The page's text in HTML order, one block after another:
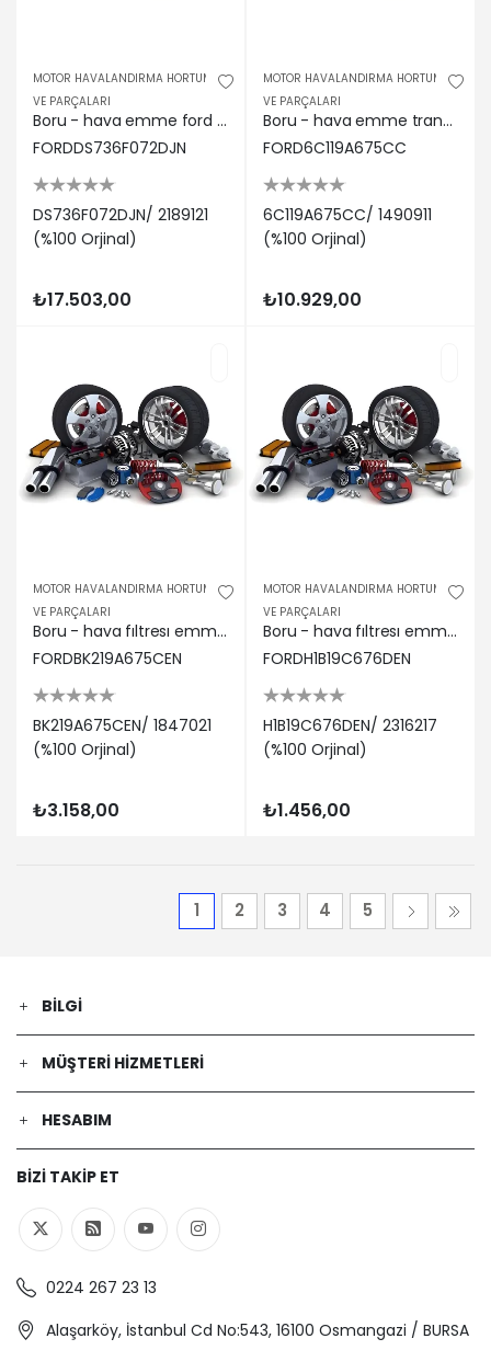
MOTOR HAVALANDIRMA HORTUMU
VE PARÇALARI
Boru - hava emme ford ds736f072djn/ 2189121
FORDDS736F072DJN
DS736F072DJN/ 2189121
(%100 Orjinal)
₺17.503,00
MOTOR HAVALANDIRMA HORTUMU
VE PARÇALARI
Boru - hava emme transıt (2006) 6c119a675cc/ 1490911
FORD6C119A675CC
6C119A675CC/ 1490911
(%100 Orjinal)
₺10.929,00
MOTOR HAVALANDIRMA HORTUMU
VE PARÇALARI
Boru - hava fıltresı emme ford bk219a675cen/ 1847021
FORDBK219A675CEN
BK219A675CEN/ 1847021
(%100 Orjinal)
₺3.158,00
MOTOR HAVALANDIRMA HORTUMU
VE PARÇALARI
Boru - hava fıltresı emme ford h1b19c676den/ 2316217
FORDH1B19C676DEN
H1B19C676DEN/ 2316217
(%100 Orjinal)
₺1.456,00
1 2 3 4 5
BILGI
MÜŞTERI HIZMETLERI
HESABIM
BIZI TAKIP ET
0224 267 23 13
Alaşarköy, İstanbul Cd No:543, 16100 Osmangazi / BURSA